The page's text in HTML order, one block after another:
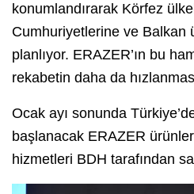
konumlandırarak Körfez
Cumhuriyetlerine ve Balkan
planlıyor. ERAZER’ın bu
rekabetin daha da
Ocak ayı sonunda
başlanacak ERAZER
hizmetleri BDH tarafından